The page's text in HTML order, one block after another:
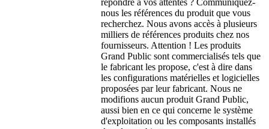
répondre à vos attentes ? Communiquez-
nous les références du produit que vous
recherchez. Nous avons accès à plusieurs
milliers de références produits chez nos
fournisseurs. Attention ! Les produits
Grand Public sont commercialisés tels que
le fabricant les propose, c'est à dire dans
les configurations matérielles et logicielles
proposées par leur fabricant. Nous ne
modifions aucun produit Grand Public,
aussi bien en ce qui concerne le système
d'exploitation ou les composants installés